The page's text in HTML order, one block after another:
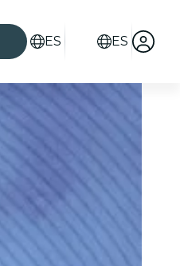
ES ES